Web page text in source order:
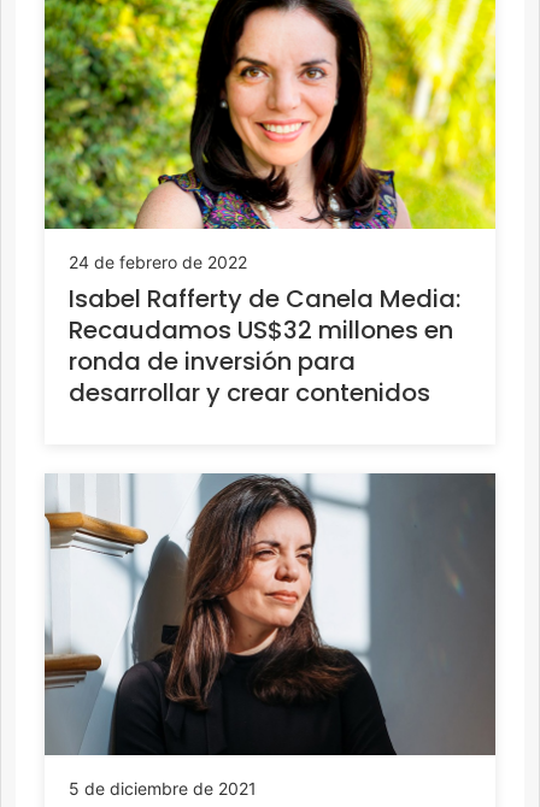
24 de febrero de 2022
Isabel Rafferty de Canela Media:
Recaudamos US$32 millones en
ronda de inversión para
desarrollar y crear contenidos
5 de diciembre de 2021